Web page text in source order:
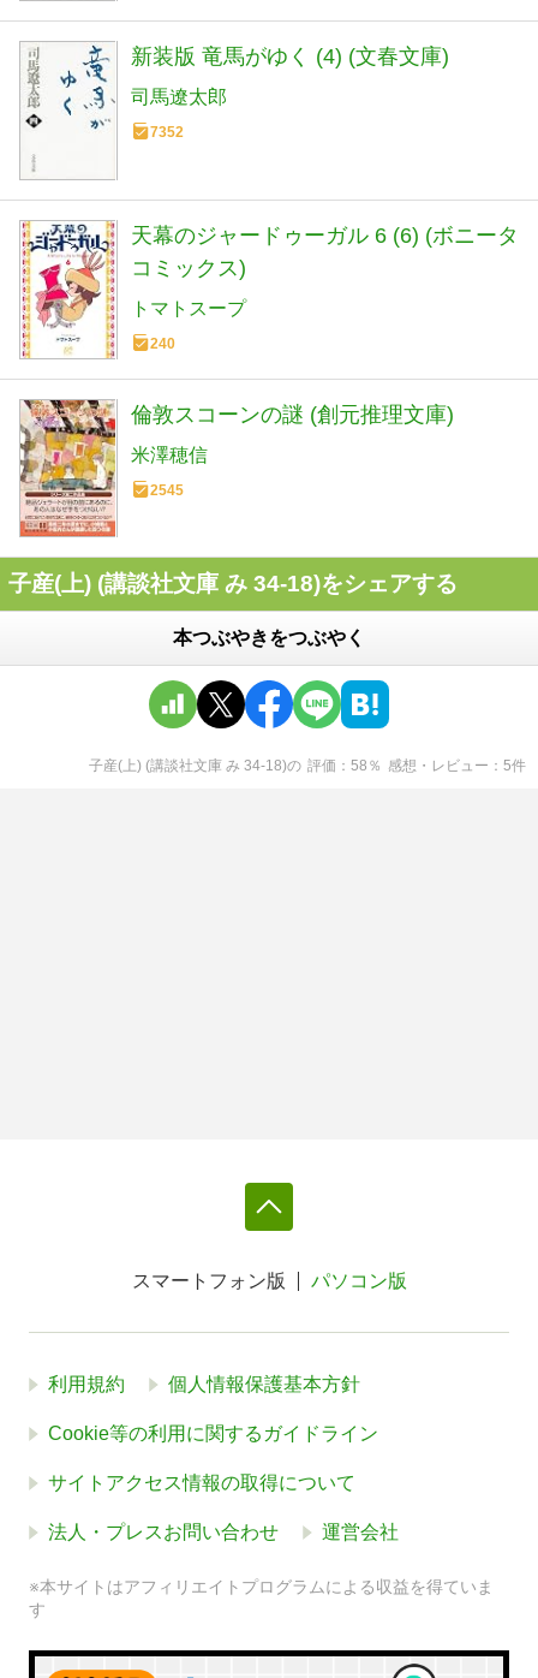
新装版 竜馬がゆく (4) (文春文庫)
司馬遼太郎
7352
天幕のジャードゥーガル 6 (6) (ボニータ
コミックス)
トマトスープ
240
倫敦スコーンの謎 (創元推理文庫)
米澤穂信
2545
子産(上) (講談社文庫 み 34-18)をシェアする
本つぶやきをつぶやく
子産(上) (講談社文庫 み 34-18)の 評価 58 ％ 感想・レビュー 5件
スマートフォン版 パソコン版
利用規約 個人情報保護基本方針
Cookie等の利用に関するガイドライン
サイトアクセス情報の取得について
法人・プレスお問い合わせ 運営会社
※本サイトはアフィリエイトプログラムによる収益を得ていま
す